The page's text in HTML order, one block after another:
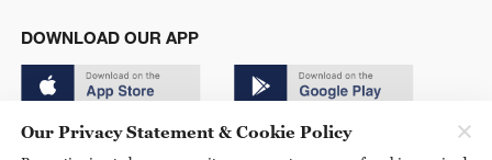
DOWNLOAD OUR APP
Our Privacy Statement & Cookie Policy